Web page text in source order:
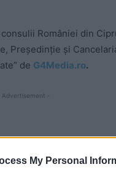
My Personal
României din
Președinție și
de G4Media.ro.
Advertisement -